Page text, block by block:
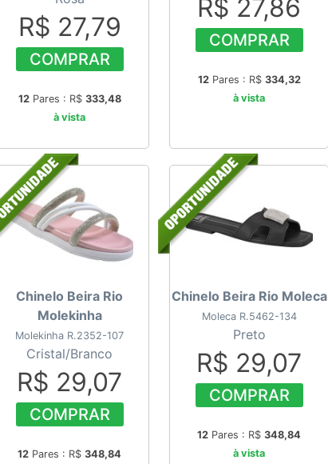
R$ 27,79
COMPRAR
12Pares : R$ 333,48
à vista
R$ 27,86
COMPRAR
12Pares : R$ 334,32
à vista
Chinelo Beira Rio
Molekinha
Molekinha R.2352-107
Cristal/Branco
R$ 29,07
COMPRAR
12 Pares : R$ 348,84
Chinelo Beira Rio Moleca
Moleca R.5462-134
Preto
R$ 29,07
COMPRAR
12 Pares : R$ 348,84
à vista